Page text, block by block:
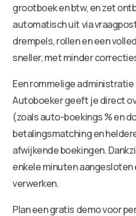
grootboek en btw, en zet
automatisch uit via
drempels, rollen en een
sneller, met minder
Een rommelige
Autoboeker geeft je direct
(zoals auto-boekings % en
betalingsmatching en
afwijkende boekingen.
enkele minuten aangesloten
verwerken.
Plan een gratis demo voor